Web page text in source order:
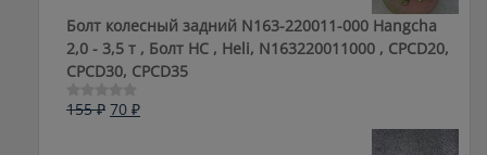
Болт колесный задний N163-220011-000 Hangcha
2,0 - 3,5 т , Болт HC , Heli, N163220011000 , CPCD20,
CPCD30, CPCD35
Оценка
155₽ Первоначальная
70 ₽Текущая